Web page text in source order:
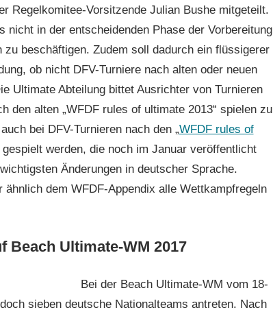
Regelkomitee-Vorsitzende Julian Bushe mitgeteilt.
nicht in der entscheidenden Phase der Vorbereitung
beschäftigen. Zudem soll dadurch ein flüssigerer
ob nicht DFV-Turniere nach alten oder neuen
Ultimate Abteilung bittet Ausrichter von Turnieren
den alten „WFDF rules of ultimate 2013“ spielen zu
bei DFV-Turnieren nach den „WFDF rules of
werden, die noch im Januar veröffentlicht
Änderungen in deutscher Sprache.
dem WFDF-Appendix alle Wettkampfregeln
Beach Ultimate-WM 2017
Bei der Beach Ultimate-WM vom 18-
sieben deutsche Nationalteams antreten. Nach